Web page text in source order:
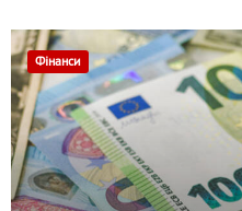
Фінанси